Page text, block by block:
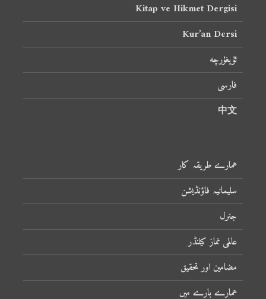
Kitap ve Hikmet Dergisi
Kur’an Dersi
ئۇيغۇرچە
فارسی
中文
ہمارے طریقہ کار
سلیمانیہ فاؤنڈیشن
جنرل
عالمی نماز کیلنڈر
مضامین اور تحقیق
ہمارے بارے میں